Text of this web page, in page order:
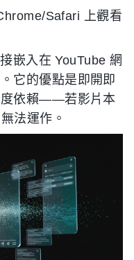
Safari 上觀看
嵌入在 YouTube 網
它的優點是即開即
度依賴——若影片本
法運作。